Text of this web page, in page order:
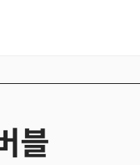
블